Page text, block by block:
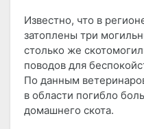
Известно, что в
затоплены три
столько же
поводов для
По данным
в области погибло
домашнего скота.